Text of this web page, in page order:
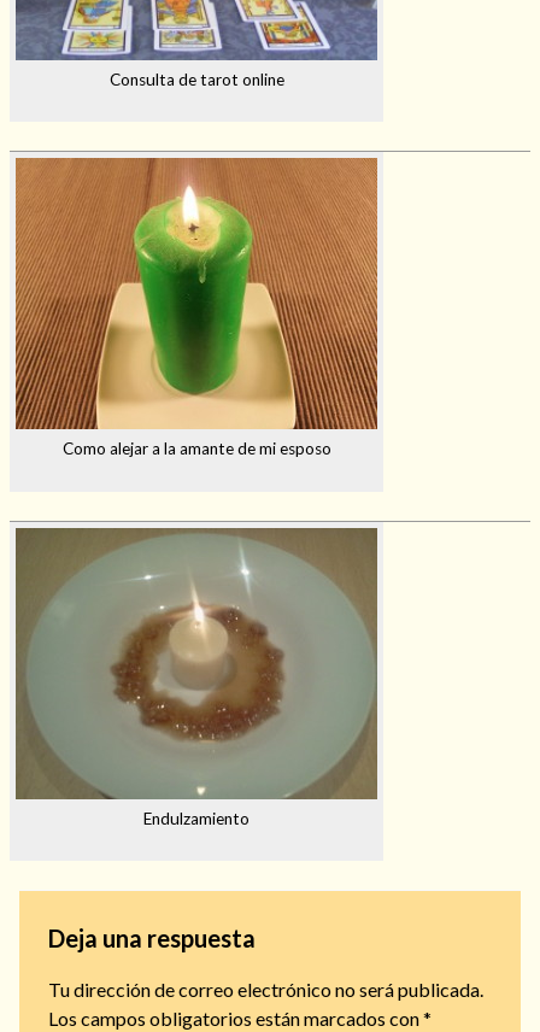
Consulta de tarot online
Como alejar a la amante de mi esposo
Endulzamiento
Deja una respuesta
Tu dirección de correo electrónico no será publicada.
Los campos obligatorios están marcados con*